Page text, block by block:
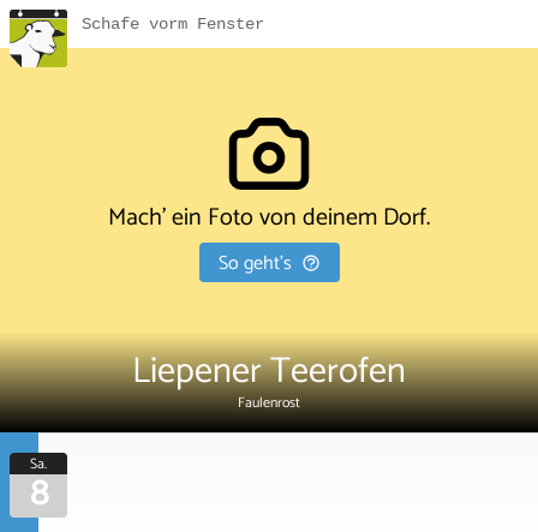
Schafe vorm Fenster
Mach' ein Foto von deinem Dorf.
So geht's
Liepener Teerofen
Faulenrost
Sa.
8